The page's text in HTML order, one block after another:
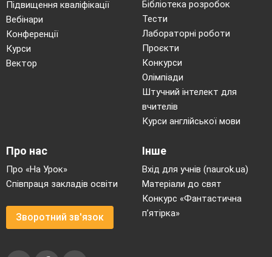
Підвищення кваліфікації
Вебінари
Конференції
Курси
Вектор
Бібліотека розробок
Тести
Лабораторні роботи
Проєкти
Конкурси
Олімпіади
Штучний інтелект для
вчителів
Курси англійської мови
Про нас
Про «На Урок»
Співпраця закладів освіти
Зворотний зв'язок
Інше
Вхід для учнів (naurok.ua)
Матеріали до свят
Конкурс «Фантастична
п’ятірка»